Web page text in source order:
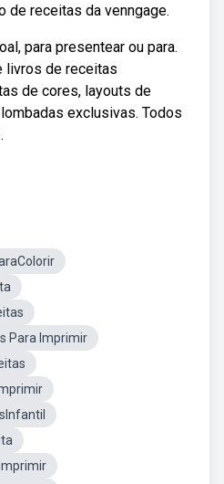
de receitas da venngage.
para presentear ou para.
livros de receitas
de cores, layouts de
exclusivas. Todos
Para Imprimir